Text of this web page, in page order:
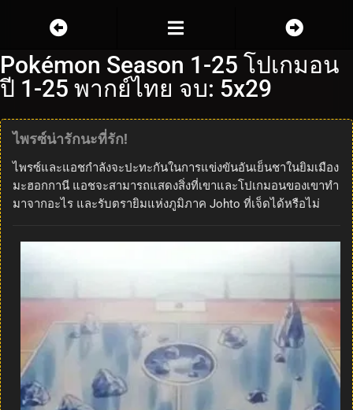
Pokémon Season 1-25 โปเกมอน
ปี 1-25 พากย์ไทย จบ: 5x29
ไพรซ์น่ารักนะที่รัก!
ไพรซ์และแอชกำลังจะปะทะกันในการแข่งขันอันเย็นชาในยิมเมือง
มะฮอกกานี แอชจะสามารถแสดงสิ่งที่เขาและโปเกมอนของเขาทำ
มาจากอะไร และรับตรายิมแห่งภูมิภาค Johto ที่เจ็ดได้หรือไม่